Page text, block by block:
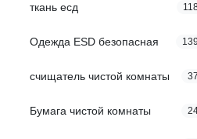
ткань есд
Одежда ESD безопасная 139
счищатель чистой комнаты 37
Бумага чистой комнаты